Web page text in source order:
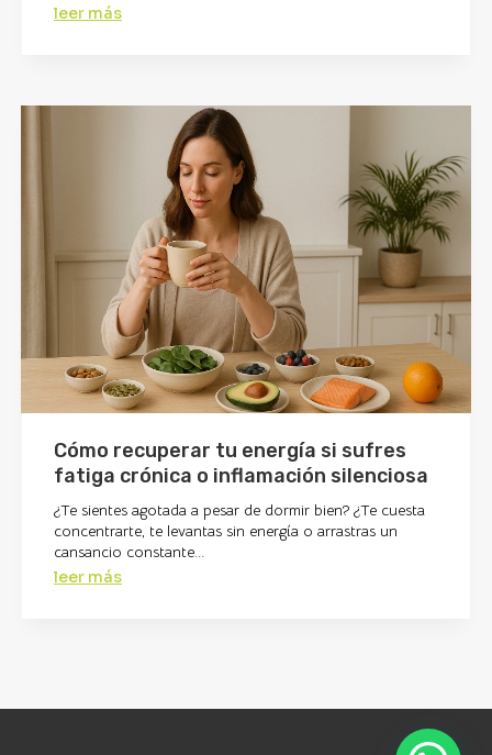
leer más
Cómo recuperar tu energía si sufres
fatiga crónica o inflamación silenciosa
¿Te sientes agotada a pesar de dormir bien? ¿Te cuesta
concentrarte, te levantas sin energía o arrastras un
cansancio constante...
leer más